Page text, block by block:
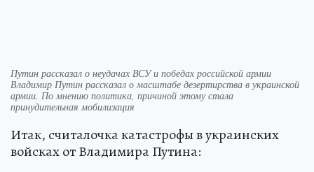
Путин рассказал о неудачах ВСУ и победах российской армии
Владимир Путин рассказал о масштабе дезертирства в украинской
армии. По мнению политика, причиной этому стала
принудительная мобилизация
Итак, считалочка катастрофы в украинских
войсках от Владимира Путина: